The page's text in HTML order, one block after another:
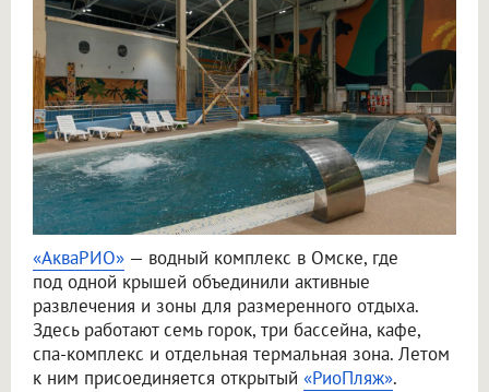
«АкваРИО» — водный комплекс в Омске, где
под одной крышей объединили активные
развлечения и зоны для размеренного отдыха.
Здесь работают семь горок, три бассейна, кафе,
спа-комплекс и отдельная термальная зона. Летом
к ним присоединяется открытый «РиоПляж».